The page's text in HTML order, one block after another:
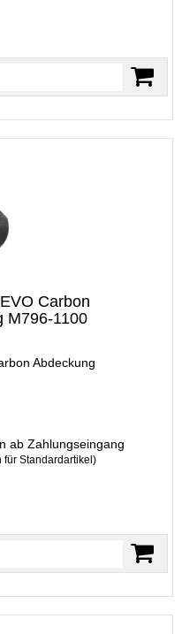
Carbon
M796-1100
Abdeckung
ab Zahlungseingang
für Standardartikel)